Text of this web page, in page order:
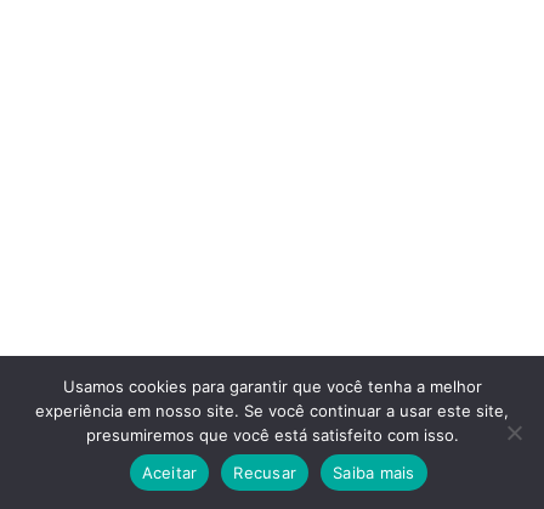
Usamos cookies para garantir que você tenha a melhor
experiência em nosso site. Se você continuar a usar este site,
presumiremos que você está satisfeito com isso.
Aceitar
Recusar Saiba mais